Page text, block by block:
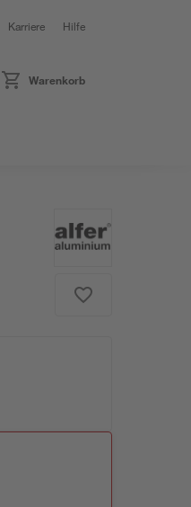
Karriere Hilfe
Warenkorb